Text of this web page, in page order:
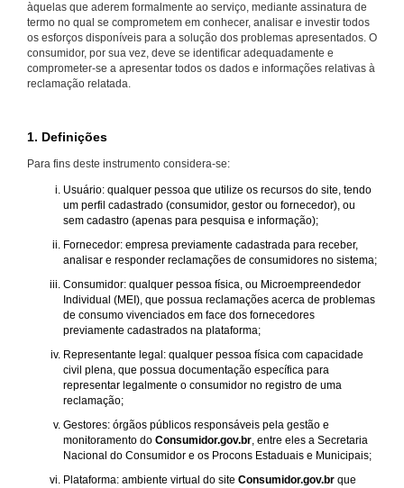
àquelas que aderem formalmente ao serviço, mediante assinatura de
termo no qual se comprometem em conhecer, analisar e investir todos
os esforços disponíveis para a solução dos problemas apresentados. O
consumidor, por sua vez, deve se identificar adequadamente e
comprometer-se a apresentar todos os dados e informações relativas à
reclamação relatada.
1. Definições
Para fins deste instrumento considera-se:
Usuário: qualquer pessoa que utilize os recursos do site, tendo
um perfil cadastrado (consumidor, gestor ou fornecedor), ou
sem cadastro (apenas para pesquisa e informação);
Fornecedor: empresa previamente cadastrada para receber,
analisar e responder reclamações de consumidores no sistema;
Consumidor: qualquer pessoa física, ou Microempreendedor
Individual (MEI), que possua reclamações acerca de problemas
de consumo vivenciados em face dos fornecedores
previamente cadastrados na plataforma;
Representante legal: qualquer pessoa física com capacidade
civil plena, que possua documentação específica para
representar legalmente o consumidor no registro de uma
reclamação;
Gestores: órgãos públicos responsáveis pela gestão e
monitoramento do Consumidor.gov.br, entre eles a Secretaria
Nacional do Consumidor e os Procons Estaduais e Municipais;
Plataforma: ambiente virtual do site Consumidor.gov.br que